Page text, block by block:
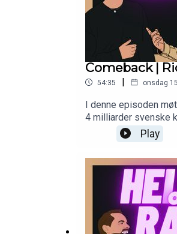
Comeback |
54:35 | onsdag
I denne episoden
4 milliarder svenske
videre. Rickard tok
som står for 25 %
familiefirma til
egne merkevarer
Play